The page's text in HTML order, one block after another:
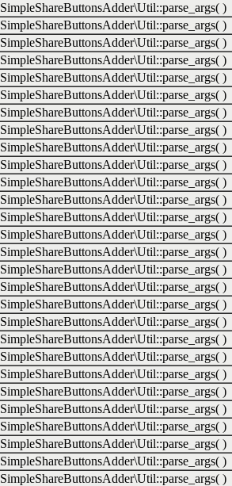
SimpleShareButtonsAdder\Util::parse_args( )
SimpleShareButtonsAdder\Util::parse_args( )
SimpleShareButtonsAdder\Util::parse_args( )
SimpleShareButtonsAdder\Util::parse_args( )
SimpleShareButtonsAdder\Util::parse_args( )
SimpleShareButtonsAdder\Util::parse_args( )
SimpleShareButtonsAdder\Util::parse_args( )
SimpleShareButtonsAdder\Util::parse_args( )
SimpleShareButtonsAdder\Util::parse_args( )
SimpleShareButtonsAdder\Util::parse_args( )
SimpleShareButtonsAdder\Util::parse_args( )
SimpleShareButtonsAdder\Util::parse_args( )
SimpleShareButtonsAdder\Util::parse_args( )
SimpleShareButtonsAdder\Util::parse_args( )
SimpleShareButtonsAdder\Util::parse_args( )
SimpleShareButtonsAdder\Util::parse_args( )
SimpleShareButtonsAdder\Util::parse_args( )
SimpleShareButtonsAdder\Util::parse_args( )
SimpleShareButtonsAdder\Util::parse_args( )
SimpleShareButtonsAdder\Util::parse_args( )
SimpleShareButtonsAdder\Util::parse_args( )
SimpleShareButtonsAdder\Util::parse_args( )
SimpleShareButtonsAdder\Util::parse_args( )
SimpleShareButtonsAdder\Util::parse_args( )
SimpleShareButtonsAdder\Util::parse_args( )
SimpleShareButtonsAdder\Util::parse_args( )
SimpleShareButtonsAdder\Util::parse_args( )
SimpleShareButtonsAdder\Util::parse_args( )